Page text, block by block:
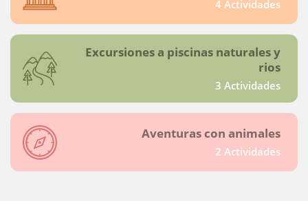
4 Actividades
Excursiones a piscinas naturales y
rios
3 Actividades
Aventuras con animales
2 Actividades